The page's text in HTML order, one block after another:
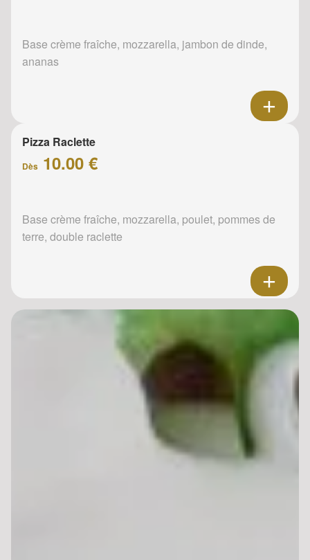
Base crème fraîche, mozzarella, jambon de dinde,
ananas
Pizza Raclette
Dès 10.00 €
Base crème fraîche, mozzarella, poulet, pommes de
terre, double raclette